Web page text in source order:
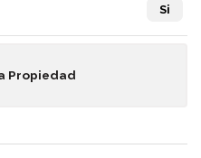
Si
Propiedad